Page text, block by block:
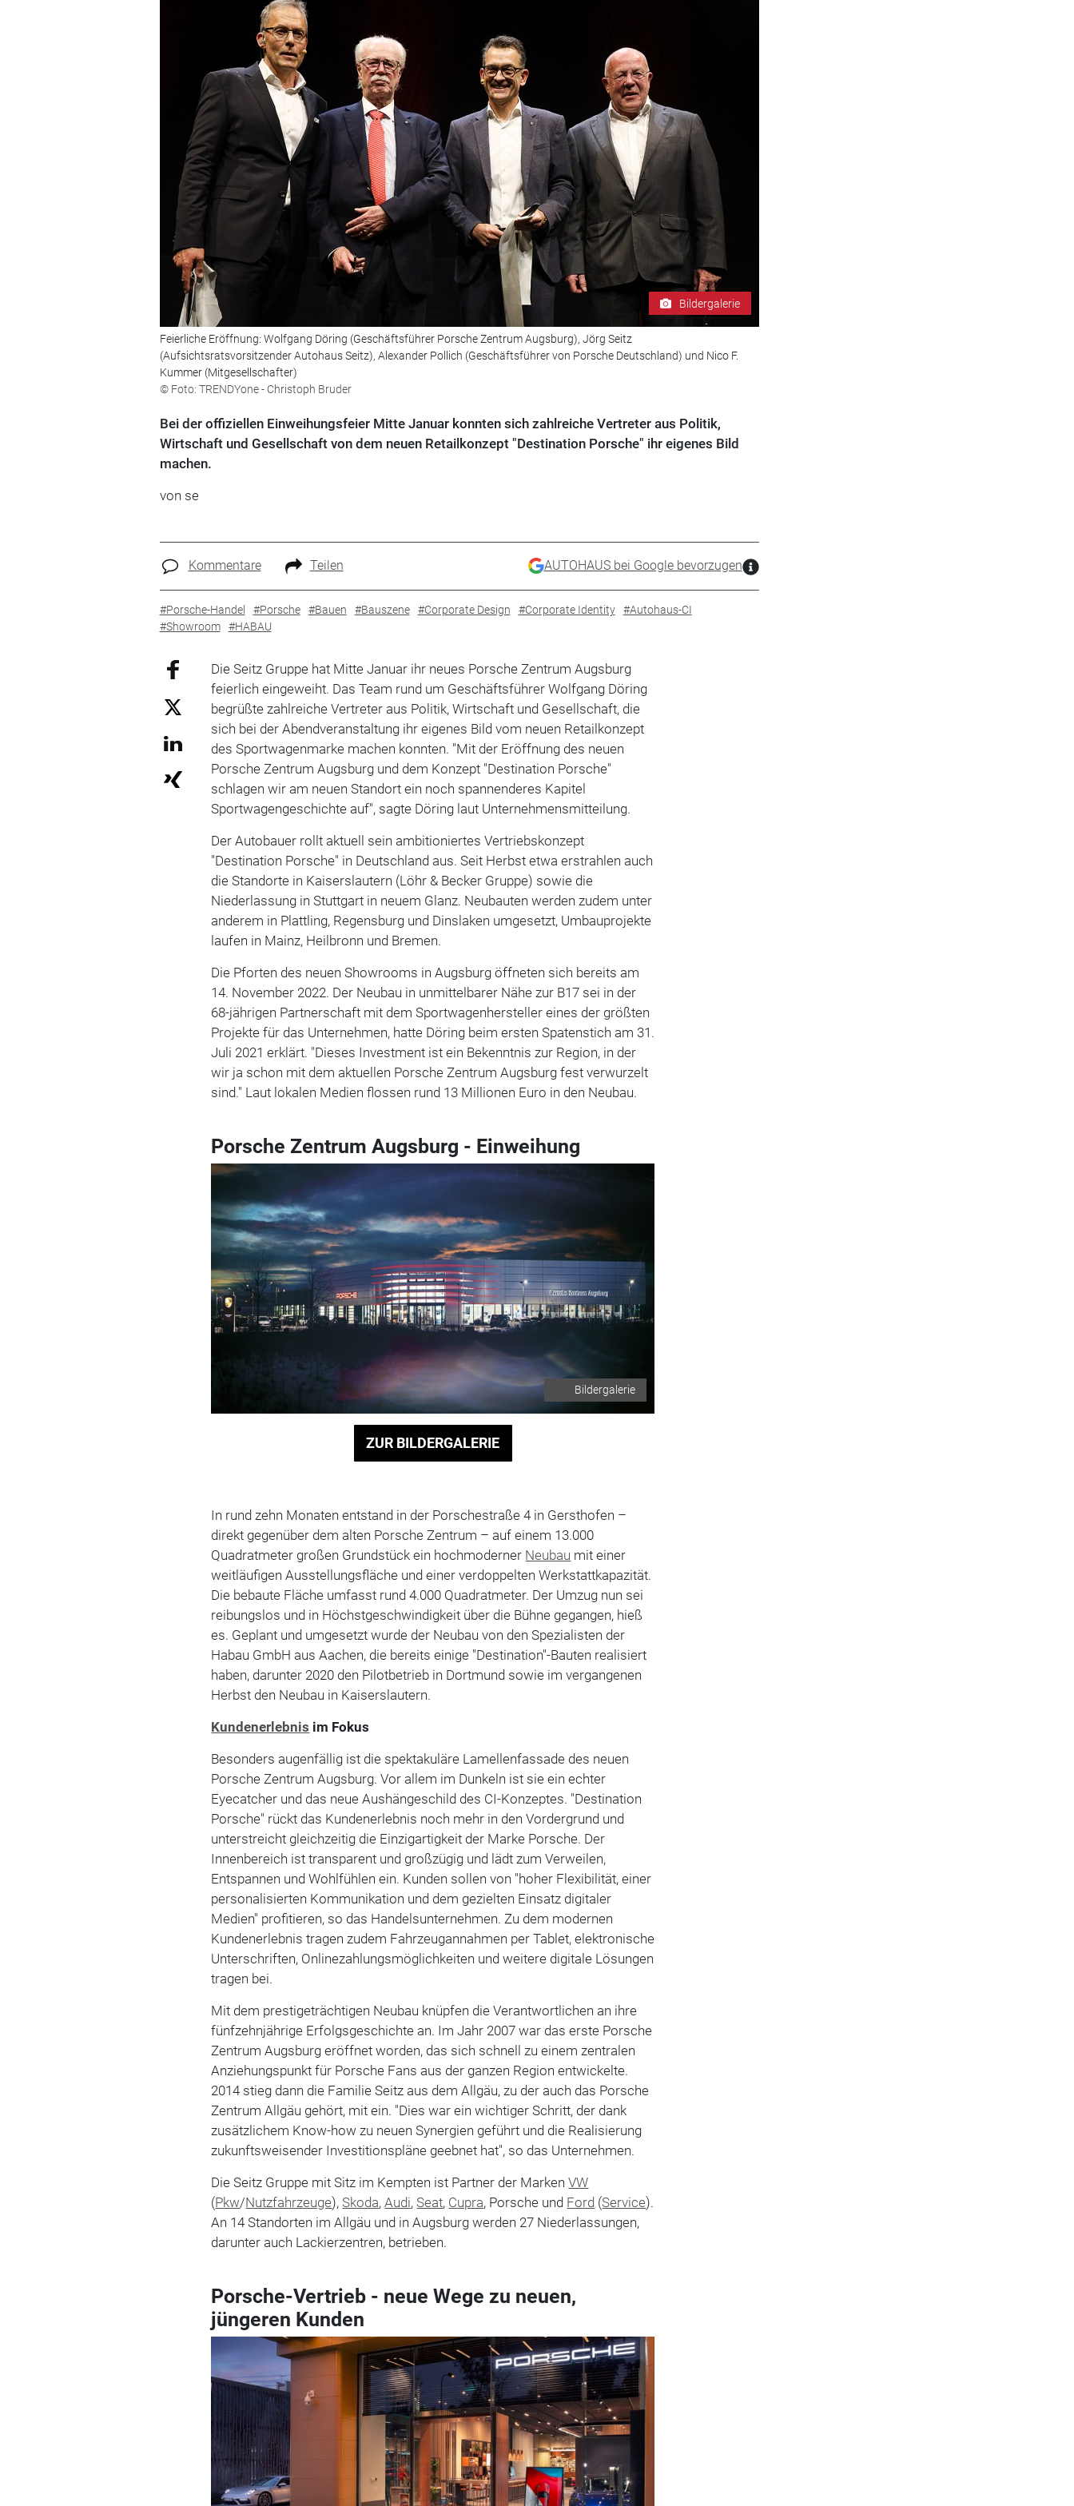
Bildergalerie
Feierliche Eröffnung: Wolfgang Döring (Geschäftsführer Porsche Zentrum Augsburg), Jörg Seitz
(Aufsichtsratsvorsitzender Autohaus Seitz), Alexander Pollich (Geschäftsführer von Porsche Deutschland) und Nico F.
Kummer (Mitgesellschafter)
© Foto: TRENDYone - Christoph Bruder
Bei der offiziellen Einweihungsfeier Mitte Januar konnten sich zahlreiche Vertreter aus Politik,
Wirtschaft und Gesellschaft von dem neuen Retailkonzept "Destination Porsche" ihr eigenes Bild
machen.
von se
Kommentare Teilen AUTOHAUS bei Google bevorzugen
#Porsche-Handel #Porsche #Bauen #Bauszene #Corporate Design #Corporate Identity
#Autohaus-CI
#Showroom
#HABAU
Die Seitz Gruppe hat Mitte Januar ihr neues Porsche Zentrum Augsburg
feierlich eingeweiht. Das Team rund um Geschäftsführer Wolfgang Döring
begrüßte zahlreiche Vertreter aus Politik, Wirtschaft und Gesellschaft, die
sich bei der Abendveranstaltung ihr eigenes Bild vom neuen Retailkonzept
des Sportwagenmarke machen konnten. "Mit der Eröffnung des neuen
Porsche Zentrum Augsburg und dem Konzept "Destination Porsche"
schlagen wir am neuen Standort ein noch spannenderes Kapitel
Sportwagengeschichte auf", sagte Döring laut Unternehmensmitteilung.
Der Autobauer rollt aktuell sein ambitioniertes Vertriebskonzept
"Destination Porsche" in Deutschland aus. Seit Herbst etwa erstrahlen auch
die Standorte in Kaiserslautern (Löhr & Becker Gruppe) sowie die
Niederlassung in Stuttgart in neuem Glanz. Neubauten werden zudem unter
anderem in Plattling, Regensburg und Dinslaken umgesetzt, Umbauprojekte
laufen in Mainz, Heilbronn und Bremen.
Die Pforten des neuen Showrooms in Augsburg öffneten sich bereits am
14. November 2022. Der Neubau in unmittelbarer Nähe zur B17 sei in der
68-jährigen Partnerschaft mit dem Sportwagenhersteller eines der größten
Projekte für das Unternehmen, hatte Döring beim ersten Spatenstich am 31.
Juli 2021 erklärt. "Dieses Investment ist ein Bekenntnis zur Region, in der
wir ja schon mit dem aktuellen Porsche Zentrum Augsburg fest verwurzelt
sind." Laut lokalen Medien flossen rund 13 Millionen Euro in den Neubau.
Porsche Zentrum Augsburg - Einweihung
Bildergalerie
ZUR BILDERGALERIE
In rund zehn Monaten entstand in der Porschestraße 4 in Gersthofen –
direkt gegenüber dem alten Porsche Zentrum – auf einem 13.000
Quadratmeter großen Grundstück ein hochmoderner Neubau mit einer
weitläufigen Ausstellungsfläche und einer verdoppelten Werkstattkapazität.
Die bebaute Fläche umfasst rund 4.000 Quadratmeter. Der Umzug nun sei
reibungslos und in Höchstgeschwindigkeit über die Bühne gegangen, hieß
es. Geplant und umgesetzt wurde der Neubau von den Spezialisten der
Habau GmbH aus Aachen, die bereits einige "Destination"-Bauten realisiert
haben, darunter 2020 den Pilotbetrieb in Dortmund sowie im vergangenen
Herbst den Neubau in Kaiserslautern.
Kundenerlebnis im Fokus
Besonders augenfällig ist die spektakuläre Lamellenfassade des neuen
Porsche Zentrum Augsburg. Vor allem im Dunkeln ist sie ein echter
Eyecatcher und das neue Aushängeschild des CI-Konzeptes. "Destination
Porsche" rückt das Kundenerlebnis noch mehr in den Vordergrund und
unterstreicht gleichzeitig die Einzigartigkeit der Marke Porsche. Der
Innenbereich ist transparent und großzügig und lädt zum Verweilen,
Entspannen und Wohlfühlen ein. Kunden sollen von "hoher Flexibilität, einer
personalisierten Kommunikation und dem gezielten Einsatz digitaler
Medien" profitieren, so das Handelsunternehmen. Zu dem modernen
Kundenerlebnis tragen zudem Fahrzeugannahmen per Tablet, elektronische
Unterschriften, Onlinezahlungsmöglichkeiten und weitere digitale Lösungen
tragen bei.
Mit dem prestigeträchtigen Neubau knüpfen die Verantwortlichen an ihre
fünfzehnjährige Erfolgsgeschichte an. Im Jahr 2007 war das erste Porsche
Zentrum Augsburg eröffnet worden, das sich schnell zu einem zentralen
Anziehungspunkt für Porsche Fans aus der ganzen Region entwickelte.
2014 stieg dann die Familie Seitz aus dem Allgäu, zu der auch das Porsche
Zentrum Allgäu gehört, mit ein. "Dies war ein wichtiger Schritt, der dank
zusätzlichem Know-how zu neuen Synergien geführt und die Realisierung
zukunftsweisender Investitionspläne geebnet hat", so das Unternehmen.
Die Seitz Gruppe mit Sitz im Kempten ist Partner der MarkenVW
(Pkw/Nutzfahrzeuge), Skoda,Audi, Seat, Cupra, Porsche und Ford (Service).
An 14 Standorten im Allgäu und in Augsburg werden 27 Niederlassungen,
darunter auch Lackierzentren, betrieben.
Porsche-Vertrieb - neue Wege zu neuen,
jüngeren Kunden